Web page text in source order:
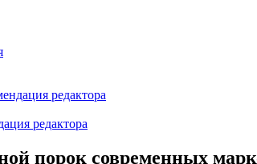
редактора
редактора
порок современных